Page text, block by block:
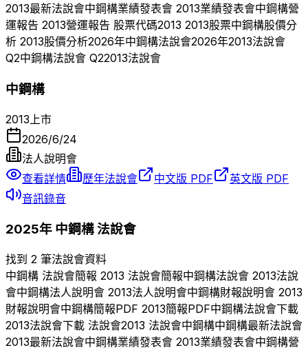
2013最新法說會中鋼構業績發表會 2013業績發表會中鋼構營
運報告 2013營運報告 股票代碼2013 2013股票中鋼構股價分
析 2013股價分析2026年中鋼構法說會2026年2013法說會
Q2中鋼構法說會 Q22013法說會
中鋼構
2013 上市
2026/6/24
法人說明會
查看詳情
歷年法說會 中文版 PDF
英文版 PDF
音訊錄音
2025年 中鋼構法說會
找到 2 筆法說會資料
中鋼構 法說會簡報 2013 法說會簡報中鋼構法說會 2013法說
會中鋼構法人說明會 2013法人說明會中鋼構財報說明會 2013
財報說明會中鋼構簡報PDF 2013簡報PDF中鋼構法說會下載
2013法說會下載 法說會2013 法說會中鋼構中鋼構最新法說會
2013最新法說會中鋼構業績發表會 2013業績發表會中鋼構營